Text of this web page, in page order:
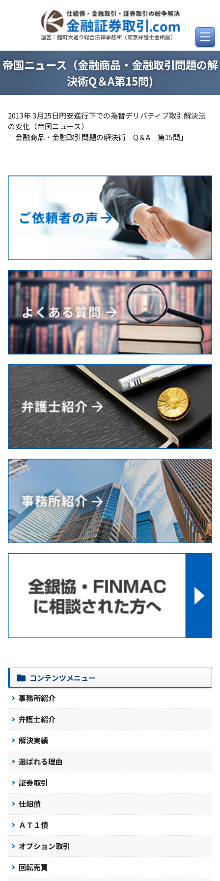
運営：麹町大通り総合法律事務所（東京弁護士会所属）
帝国ニュース（金融商品・金融取引問題の解
決術Q＆A第15問)
2013年 3月25日円安進行下での為替デリバティブ取引解決法
の変化（帝国ニュース）
「金融商品・金融取引問題の解決術 Q＆A 第15問」
コンテンツメニュー
事務所紹介
弁護士紹介
解決実績
選ばれる理由
証券取引
仕組債
ＡＴ１債
オプション取引
回転売買